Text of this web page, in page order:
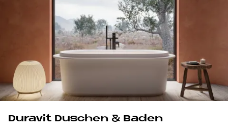
Du­ra­vit Du­schen & Ba­den